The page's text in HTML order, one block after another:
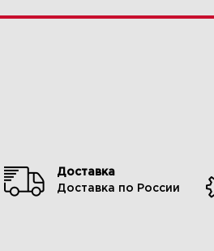
Доставка
Доставка по России